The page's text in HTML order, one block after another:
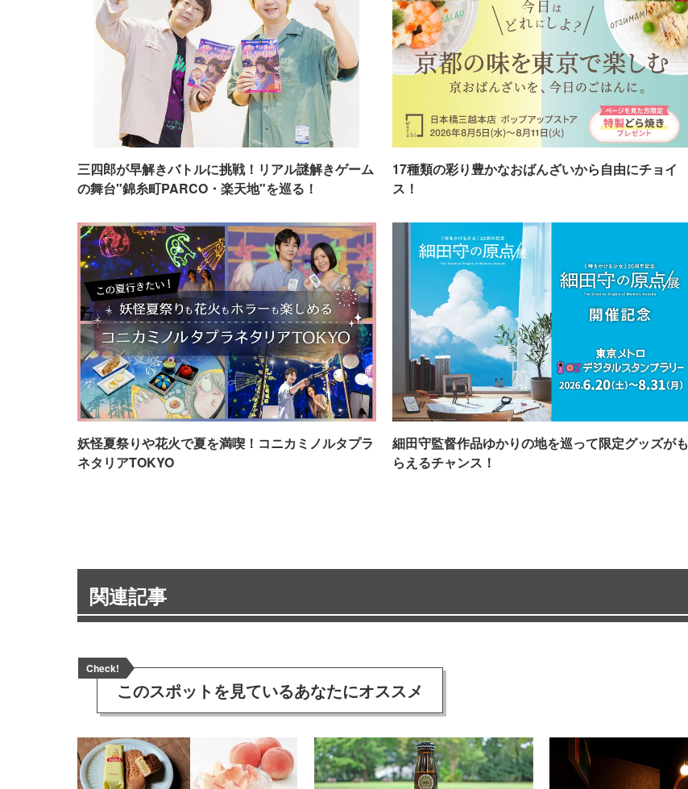
三四郎が早解きバトルに挑戦！リアル謎解きゲーム
の舞台"錦糸町PARCO・楽天地"を巡る！
17種類の彩り豊かなおばんざいから自由にチョイ
ス！
妖怪夏祭りや花火で夏を満喫！コニカミノルタプラ
ネタリアTOKYO
細田守監督作品ゆかりの地を巡って限定グッズがも
らえるチャンス！
関連記事
Check!
このスポットを見ているあなたにオススメ